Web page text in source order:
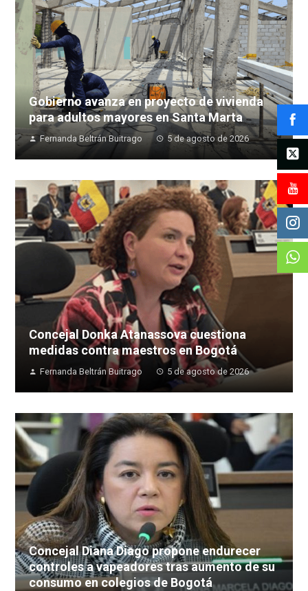
Gobierno avanza en proyecto de vivienda
para adultos mayores en Santa Marta
Fernanda Beltrán Buitrago 5 de agosto de 2026
Concejal Donka Atanassova cuestiona
medidas contra maestros en Bogotá
Fernanda Beltrán Buitrago 5 de agosto de 2026
Concejal Diana Diago propone endurecer
controles a vapeadores tras aumento de su
consumo en colegios de Bogotá